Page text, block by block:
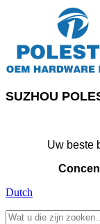
SUZHOU
Uw beste
Dutch